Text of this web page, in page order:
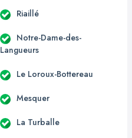
Riaillé
Notre-Dame-des-
Langueurs
Le Loroux-Bottereau
Mesquer
La Turballe